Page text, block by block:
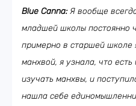
Blue Canna: Я вообще
младшей школы постоянно
примерно в старшей школе
манхвой, я узнала, что
изучать манхвы, и
нашла себе